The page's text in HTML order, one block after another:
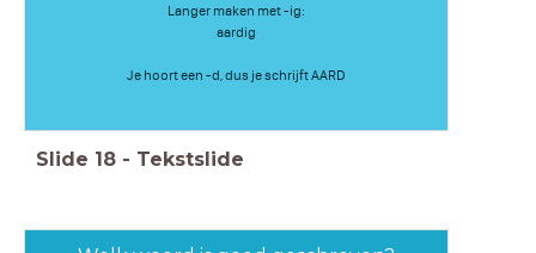
Langer maken met -ig:
aardig
Je hoort een -d, dus je schrijft AARD
Slide 18 - Tekstslide